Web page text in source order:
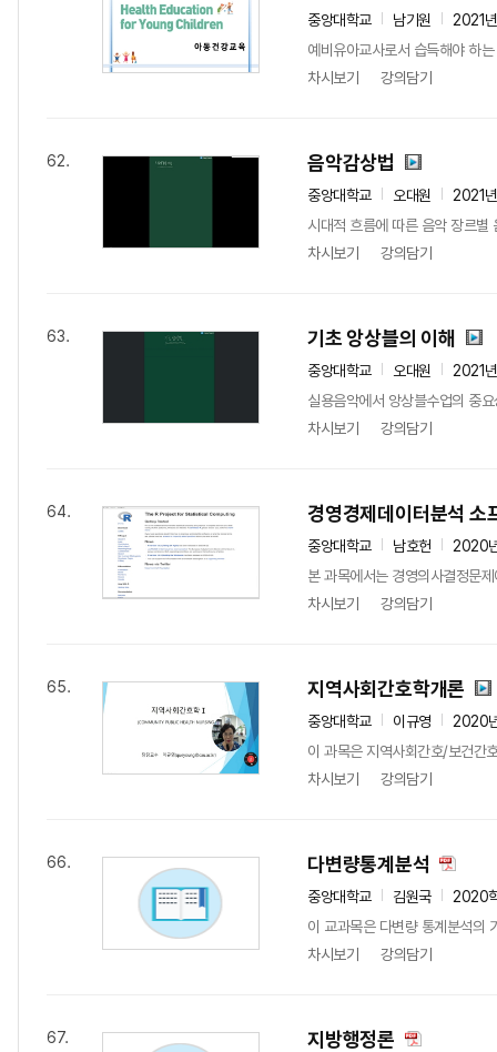
중앙대학교 남기원
2021
예비유아교사로서 습득해야 하
차시보기
강의담기
62. 음악감상법
중앙대학교 오대원
2021
시대적 흐름에 따른 음악 장르별
차시보기
강의담기
63. 기초 앙상블의 이해
중앙대학교 오대원
2021
실용음악에서 앙상블수업의 중
차시보기
강의담기
64. 경영경제데이터분석 소
중앙대학교 남호헌
2020
본 과목에서는 경영의사결정문
차시보기
강의담기
65. 지역사회간호학개론
중앙대학교 이규영
2020
이 과목은 지역사회간호/보건간
차시보기
강의담기
66. 다변량통계분석
중앙대학교 김원국
2020
이 교과목은 다변량 통계분석의
차시보기
강의담기
67. 지방행정론